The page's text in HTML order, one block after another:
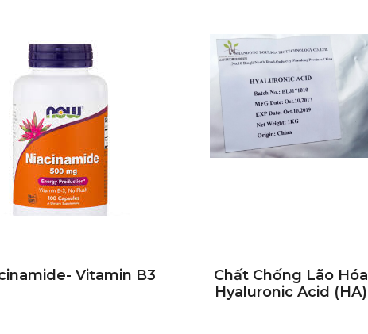
Vitamin B3
Chất Chống Lão Hóa
Hyaluronic Acid (HA)